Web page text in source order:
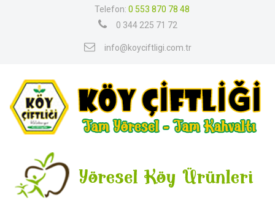
Telefon: 0 553 870 78 48
0 344 225 71 72
info@koyciftligi.com.tr